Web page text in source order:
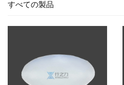
すべての製品